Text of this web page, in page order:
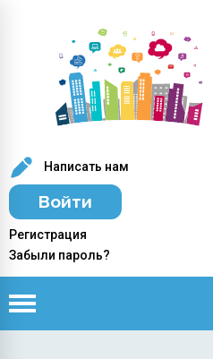
Написать нам
Войти
Регистрация
Забыли пароль?